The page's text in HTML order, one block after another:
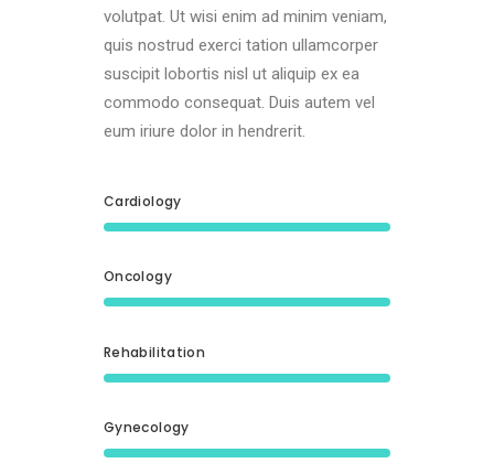
volutpat. Ut wisi enim ad minim veniam,
quis nostrud exerci tation ullamcorper
suscipit lobortis nisl ut aliquip ex ea
commodo consequat. Duis autem vel
eum iriure dolor in hendrerit.
Cardiology
Oncology
Rehabilitation
Gynecology